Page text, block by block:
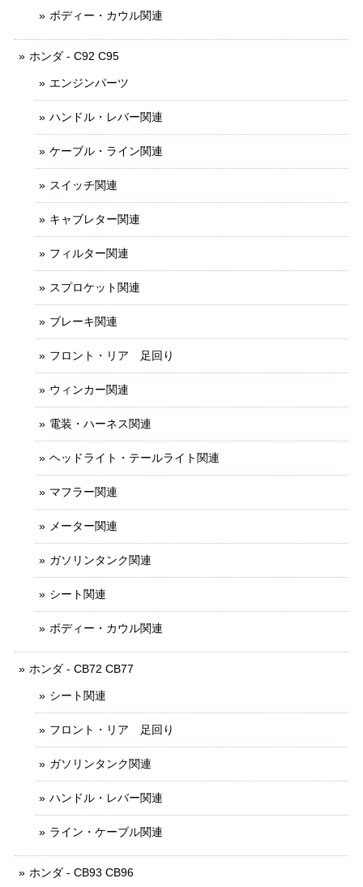
ボディー・カウル関連
ホンダ - C92 C95
エンジンパーツ
ハンドル・レバー関連
ケーブル・ライン関連
スイッチ関連
キャブレター関連
フィルター関連
スプロケット関連
ブレーキ関連
フロント・リア 足回り
ウィンカー関連
電装・ハーネス関連
ヘッドライト・テールライト関連
マフラー関連
メーター関連
ガソリンタンク関連
シート関連
ボディー・カウル関連
ホンダ - CB72 CB77
シート関連
フロント・リア 足回り
ガソリンタンク関連
ハンドル・レバー関連
ライン・ケーブル関連
ホンダ - CB93 CB96